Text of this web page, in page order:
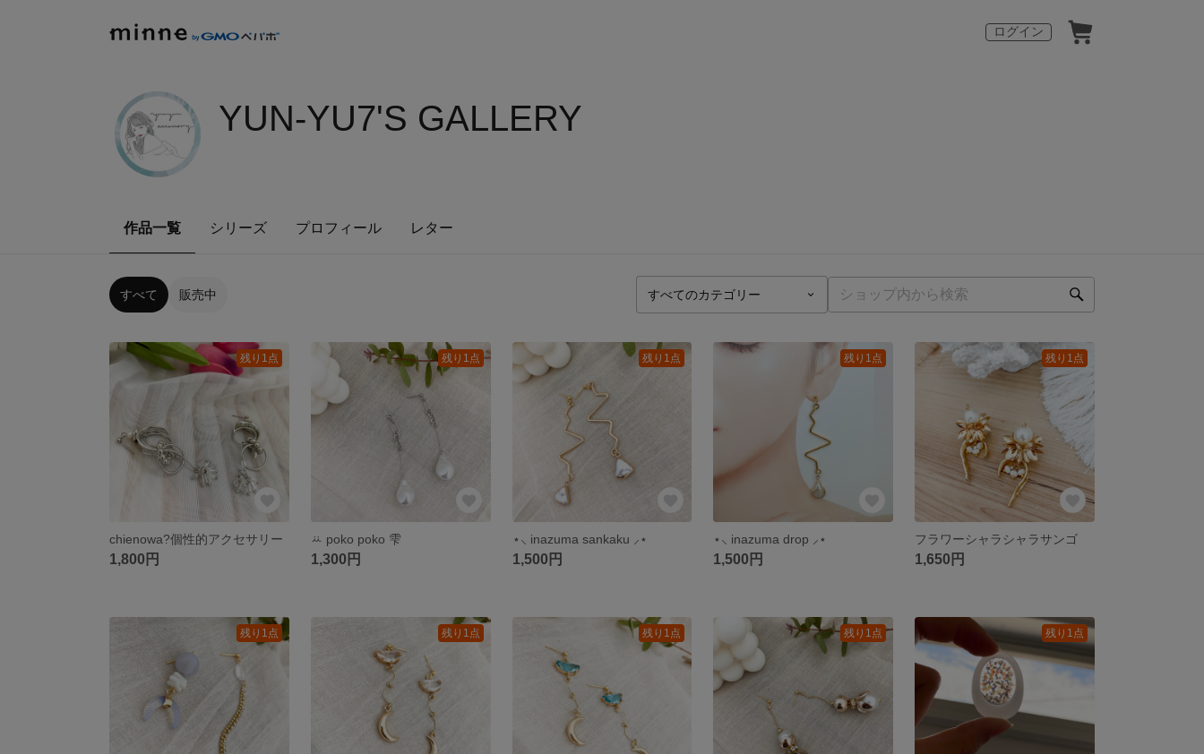
ログイン
YUN-YU7'S GALLERY
作品一覧 シリーズ プロフィール レター
すべて 販売中
残り1点
chienowa?個性的アクセサリー
1,800円
残り1点
ꕁ poko poko 雫
1,300円
残り1点
⋆⸜ inazuma sankaku ⸝⋆
1,500円
残り1点
⋆⸜ inazuma drop ⸝⋆
1,500円
残り1点
フラワーシャラシャラサンゴ
1,650円
残り1点 残り1点 残り1点 残り1点 残り1点